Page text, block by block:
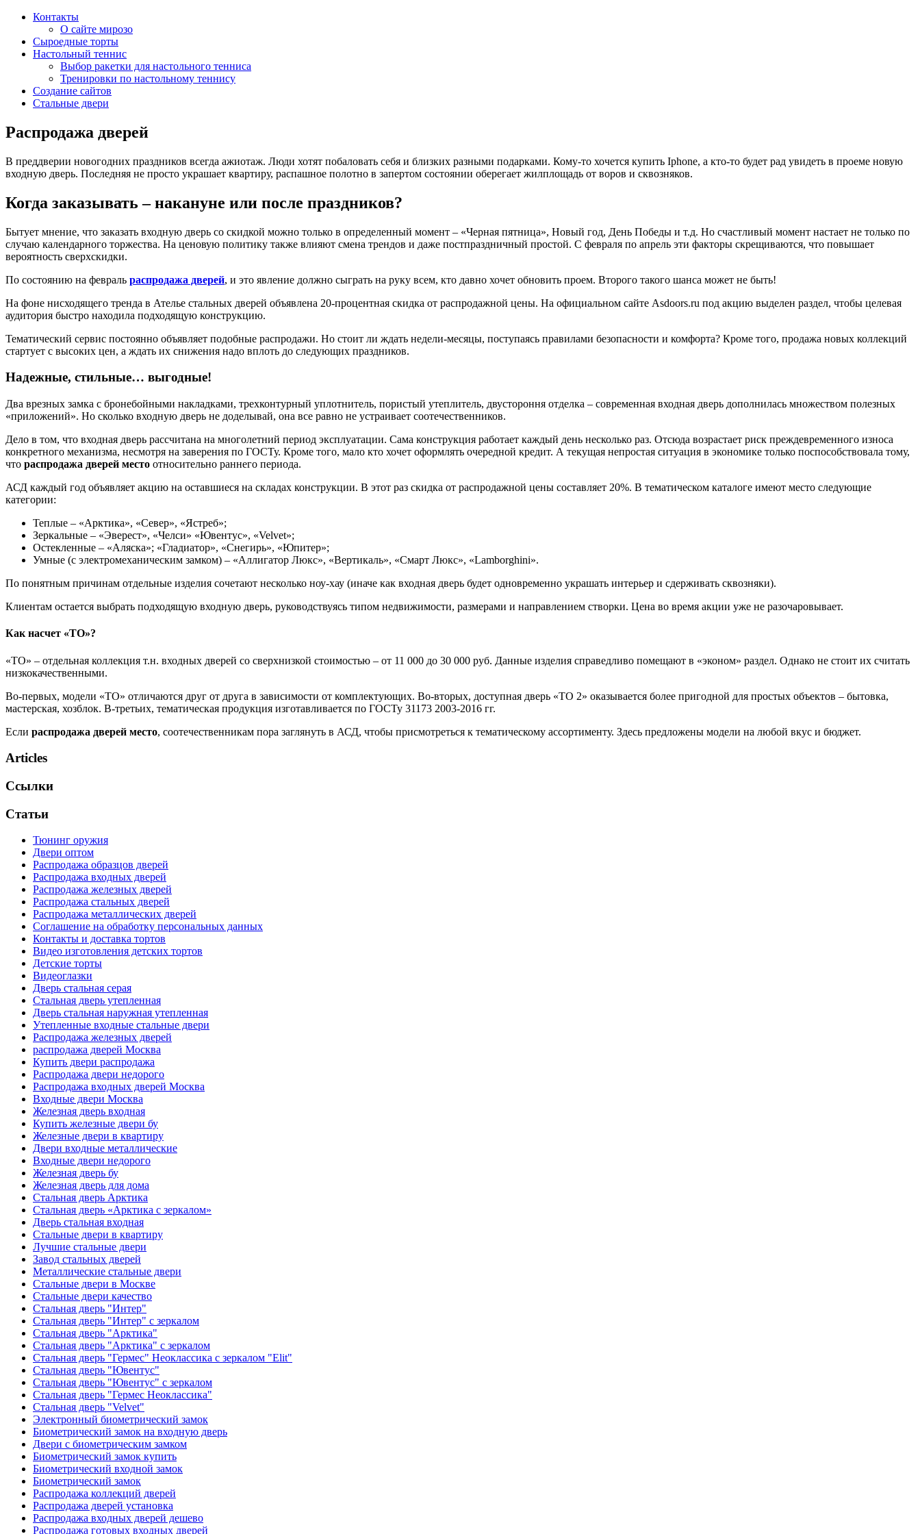
Контакты
О сайте мирозо
Сыроедные торты
Настольный теннис
Выбор ракетки для настольного тенниса
Тренировки по настольному теннису
Создание сайтов
Стальные двери
Распродажа дверей
В преддверии новогодних праздников всегда ажиотаж. Люди хотят побаловать себя и близких разными подарками. Кому-то хочется купить Iphone, а кто-то будет рад увидеть в проеме новую
входную дверь. Последняя не просто украшает квартиру, распашное полотно в запертом состоянии оберегает жилплощадь от воров и сквозняков.
Когда заказывать – накануне или после праздников?
Бытует мнение, что заказать входную дверь со скидкой можно только в определенный момент – «Черная пятница», Новый год, День Победы и т.д. Но счастливый момент настает не только по
случаю календарного торжества. На ценовую политику также влияют смена трендов и даже постпраздничный простой. С февраля по апрель эти факторы скрещиваются, что повышает
вероятность сверхскидки.
По состоянию на февраль распродажа дверей, и это явление должно сыграть на руку всем, кто давно хочет обновить проем. Второго такого шанса может не быть!
На фоне нисходящего тренда в Ателье стальных дверей объявлена 20-процентная скидка от распродажной цены. На официальном сайте Asdoors.ru под акцию выделен раздел, чтобы целевая
аудитория быстро находила подходящую конструкцию.
Тематический сервис постоянно объявляет подобные распродажи. Но стоит ли ждать недели-месяцы, поступаясь правилами безопасности и комфорта? Кроме того, продажа новых коллекций
стартует с высоких цен, а ждать их снижения надо вплоть до следующих праздников.
Надежные, стильные… выгодные!
Два врезных замка с бронебойными накладками, трехконтурный уплотнитель, пористый утеплитель, двустороння отделка – современная входная дверь дополнилась множеством полезных
«приложений». Но сколько входную дверь не доделывай, она все равно не устраивает соотечественников.
Дело в том, что входная дверь рассчитана на многолетний период эксплуатации. Сама конструкция работает каждый день несколько раз. Отсюда возрастает риск преждевременного износа
конкретного механизма, несмотря на заверения по ГОСТу. Кроме того, мало кто хочет оформлять очередной кредит. А текущая непростая ситуация в экономике только поспособствовала тому,
что распродажа дверей место относительно раннего периода.
АСД каждый год объявляет акцию на оставшиеся на складах конструкции. В этот раз скидка от распродажной цены составляет 20%. В тематическом каталоге имеют место следующие
категории:
Теплые – «Арктика», «Север», «Ястреб»;
Зеркальные – «Эверест», «Челси» «Ювентус», «Velvet»;
Остекленные – «Аляска»; «Гладиатор», «Снегирь», «Юпитер»;
Умные (с электромеханическим замком) – «Аллигатор Люкс», «Вертикаль», «Смарт Люкс», «Lamborghini».
По понятным причинам отдельные изделия сочетают несколько ноу-хау (иначе как входная дверь будет одновременно украшать интерьер и сдерживать сквозняки).
Клиентам остается выбрать подходящую входную дверь, руководствуясь типом недвижимости, размерами и направлением створки. Цена во время акции уже не разочаровывает.
Как насчет «ТО»?
«ТО» – отдельная коллекция т.н. входных дверей со сверхнизкой стоимостью – от 11 000 до 30 000 руб. Данные изделия справедливо помещают в «эконом» раздел. Однако не стоит их считать
низкокачественными.
Во-первых, модели «ТО» отличаются друг от друга в зависимости от комплектующих. Во-вторых, доступная дверь «ТО 2» оказывается более пригодной для простых объектов – бытовка,
мастерская, хозблок. В-третьих, тематическая продукция изготавливается по ГОСТу 31173 2003-2016 гг.
Если распродажа дверей место, соотечественникам пора заглянуть в АСД, чтобы присмотреться к тематическому ассортименту. Здесь предложены модели на любой вкус и бюджет.
Articles
Ссылки
Статьи
Тюнинг оружия
Двери оптом
Распродажа образцов дверей
Распродажа входных дверей
Распродажа железных дверей
Распродажа стальных дверей
Распродажа металлических дверей
Соглашение на обработку персональных данных
Контакты и доставка тортов
Видео изготовления детских тортов
Детские торты
Видеоглазки
Дверь стальная серая
Стальная дверь утепленная
Дверь стальная наружная утепленная
Утепленные входные стальные двери
Распродажа железных дверей
распродажа дверей Москва
Купить двери распродажа
Распродажа двери недорого
Распродажа входных дверей Москва
Входные двери Москва
Железная дверь входная
Купить железные двери бу
Железные двери в квартиру
Двери входные металлические
Входные двери недорого
Железная дверь бу
Железная дверь для дома
Стальная дверь Арктика
Стальная дверь «Арктика с зеркалом»
Дверь стальная входная
Стальные двери в квартиру
Лучшие стальные двери
Завод стальных дверей
Металлические стальные двери
Стальные двери в Москве
Стальные двери качество
Стальная дверь "Интер"
Стальная дверь "Интер" с зеркалом
Стальная дверь "Арктика"
Стальная дверь "Арктика" с зеркалом
Стальная дверь "Гермес" Неоклассика с зеркалом "Elit"
Стальная дверь "Ювентус"
Стальная дверь "Ювентус" с зеркалом
Стальная дверь "Гермес Неоклассика"
Стальная дверь "Velvet"
Электронный биометрический замок
Биометрический замок на входную дверь
Двери с биометрическим замком
Биометрический замок купить
Биометрический входной замок
Биометрический замок
Распродажа коллекций дверей
Распродажа дверей установка
Распродажа входных дверей дешево
Распродажа готовых входных дверей